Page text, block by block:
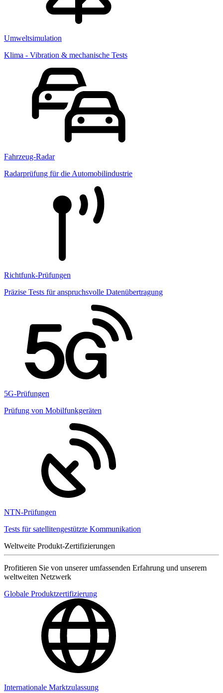
Umweltsimulation
Klima - Vibration & mechanische Tests
Fahrzeug-Radar
Radarprüfung für die Automobilindustrie
Richtfunk-Prüfungen
Präzise Tests für anspruchsvolle Datenübertragung
5G-Prüfungen
Prüfung von Mobilfunkgeräten
NTN-Prüfungen
Tests für satellitengestützte Kommunikation
Weltweite Produkt-Zertifizierungen
Profitieren Sie von unserer umfassenden Erfahrung und unserem
weltweiten Netzwerk
Globale Produktzertifizierung
Internationale Marktzulassung